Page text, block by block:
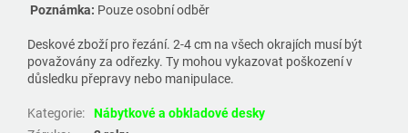
Poznámka: Pouze osobní odběr
Deskové zboží pro řezání. 2-4 cm na všech okrajích musí být
považovány za odřezky. Ty mohou vykazovat poškození v
důsledku přepravy nebo manipulace.
Kategorie:
Nábytkové a obkladové desky